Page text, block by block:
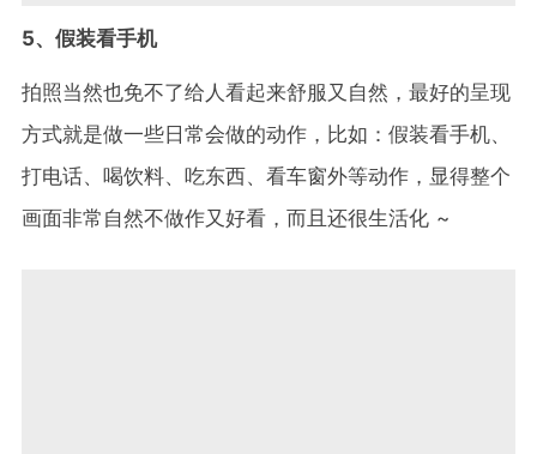
5、假装看手机
拍照当然也免不了给人看起来舒服又自然，最好的呈现
方式就是做一些日常会做的动作，比如：假装看手机、
打电话、喝饮料、吃东西、看车窗外等动作，显得整个
画面非常自然不做作又好看，而且还很生活化 ~